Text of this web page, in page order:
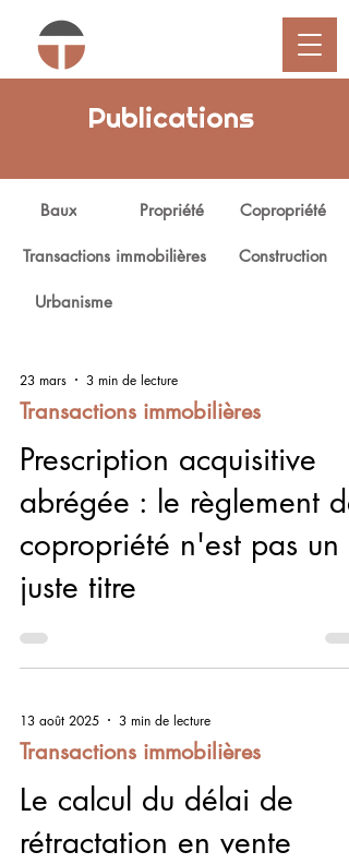
Publications
Baux Propriété
Transactions immobilières
Copropriété
Construction
Urbanisme
23 mars 3 min de lecture
Transactions immobilières
Prescription acquisitive
abrégée : le règlement de
copropriété n'est pas un
juste titre
13 août 2025 3 min de lecture
Transactions immobilières
Le calcul du délai de
rétractation en vente